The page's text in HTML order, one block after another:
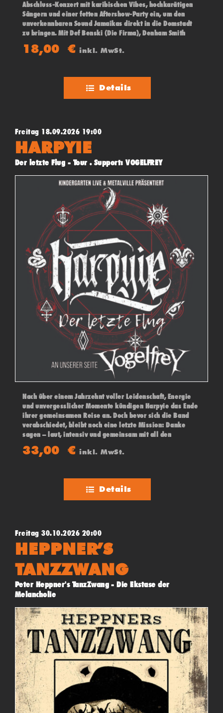
Abschluss-Konzert mit karibischen Vibes, hochkarätigen
Sängern und einer fetten Aftershow-Party ein, um den
unverkennbaren Sound Jamaikas direkt in die Domstadt
zu bringen. Mit Def Benski (Die Firma), Denham Smith
18,00€ inkl. MwSt.
Details
Freitag 18.09.2026 19:00
HARPYIE
Der letzte Flug - Tour . Support: VOGELFREY
Nach über einem Jahrzehnt voller Leidenschaft, Energie
und unvergesslicher Momente kündigen Harpyie das Ende
ihrer gemeinsamen Reise an. Doch bevor sich die Band
verabschiedet, bleibt noch eine letzte Mission: Danke
sagen – laut, intensiv und gemeinsam mit all den
ihrer Seite: VOGELFREY.
33,00€ inkl. MwSt.
Details
Freitag 30.10.2026 20:00
HEPPNER’S
TANZZWANG
Peter Heppner's TanzZwang - Die Ekstase der
Melancholie